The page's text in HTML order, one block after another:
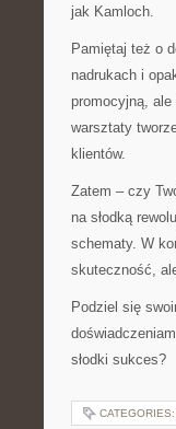
jak Kamloch.
Pamiętaj też o
nadrukach i
promocyjną,
warsztaty
klientów.
Zatem – czy
na słodką
schematy. W
skuteczność,
Podziel się
słodki sukces?
CATEGORIES: